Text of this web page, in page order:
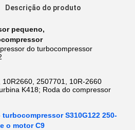
Descrição do produto
pequeno,
do turbocompressor
10R2660, 2507701, 10R-2660
K418; Roda do compressor
S310G122 250-
o motor C9